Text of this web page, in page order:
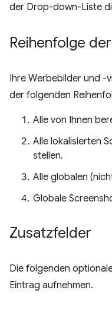
der Drop-down-Liste
Reihenfolge
Ihre Werbebilder und -
der folgenden
Alle von Ihnen
Alle lokalisierten
stellen.
Alle globalen
Globale
Zusatzfelder
Die folgenden
Eintrag aufnehmen.